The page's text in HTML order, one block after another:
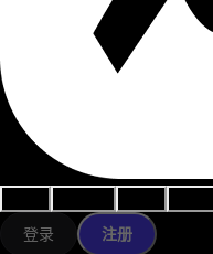
登录 注册